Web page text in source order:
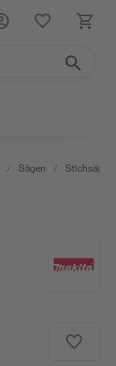
/ Sägen / Stichsägen